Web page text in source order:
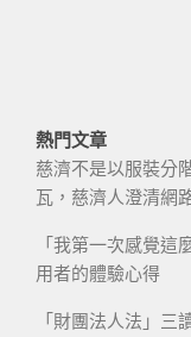
熱門文章
慈濟不是以服裝分
瓦，慈濟人澄清網
「我第一次感覺這
用者的體驗心得
「財團法人法」三